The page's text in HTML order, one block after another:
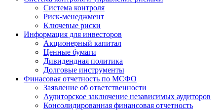
Система контроля
Риск-менеджмент
Ключевые риски
Информация для инвесторов
Акционерный капитал
Ценные бумаги
Дивидендная политика
Долговые инструменты
Финасовая отчетность по МСФО
Заявление об ответственности
Аудиторское заключение независимых аудиторов
Консолидированная финансовая отчетность